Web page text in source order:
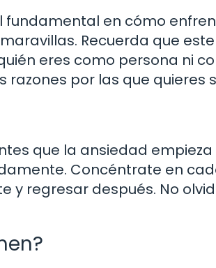
en cómo
Recuerda que
eres como persona ni
por las que quieres
que la ansiedad
Concéntrate en
y regresar después. No